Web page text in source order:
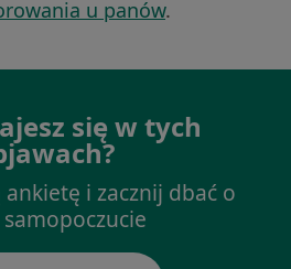
u panów.
się w tych
ankietę i zacznij dbać o